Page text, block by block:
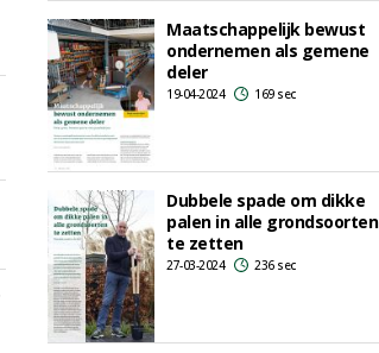
Maatschappelijk bewust
ondernemen als gemene
deler
19-04-2024 169 sec
Dubbele spade om dikke
palen in alle grondsoorten
te zetten
27-03-2024 236 sec